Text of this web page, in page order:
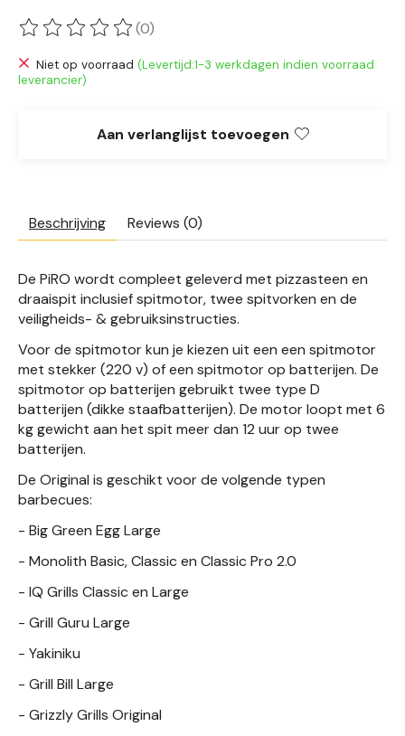
De beoordeling van dit product is
(0)
Niet op voorraad (Levertijd:1-3 werkdagen indien voorraad
leverancier)
Aan verlanglijst toevoegen
Beschrijving Reviews (0)
De PiRO wordt compleet geleverd met pizzasteen en
draaispit inclusief spitmotor, twee spitvorken en de
veiligheids- & gebruiksinstructies.
Voor de spitmotor kun je kiezen uit een een spitmotor
met stekker (220 v) of een spitmotor op batterijen. De
spitmotor op batterijen gebruikt twee type D
batterijen (dikke staafbatterijen). De motor loopt met 6
kg gewicht aan het spit meer dan 12 uur op twee
batterijen.
De Original is geschikt voor de volgende typen
barbecues:
- Big Green Egg Large
- Monolith Basic, Classic en Classic Pro 2.0
- IQ Grills Classic en Large
- Grill Guru Large
- Yakiniku
- Grill Bill Large
- Grizzly Grills Original